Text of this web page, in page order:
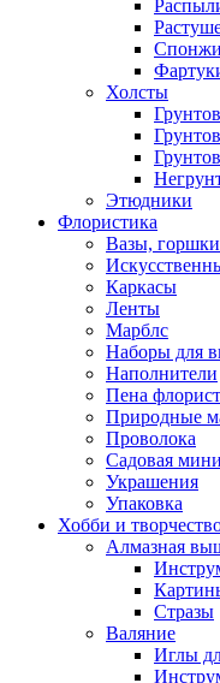
Спонжи
Холсты
Этюдники
Флористика
Вазы,
Каркасы
Ленты
Марблс
Наборы для
Наполнители
Пена
Природные
Проволока
Садовая
Украшения
Упаковка
Хобби и
Алмазная
Стразы
Валяние
Иглы